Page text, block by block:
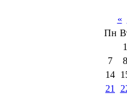
«
Пн
1
7
8
14
21